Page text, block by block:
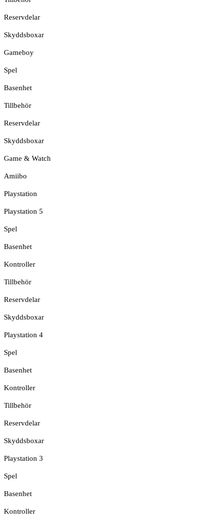
Reservdelar
Skyddsboxar
Gameboy
Spel
Basenhet
Tillbehör
Reservdelar
Skyddsboxar
Game & Watch
Amiibo
Playstation
Playstation 5
Spel
Basenhet
Kontroller
Tillbehör
Reservdelar
Skyddsboxar
Playstation 4
Spel
Basenhet
Kontroller
Tillbehör
Reservdelar
Skyddsboxar
Playstation 3
Spel
Basenhet
Kontroller